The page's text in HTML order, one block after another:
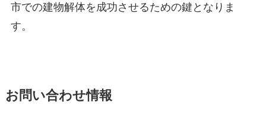
市での建物解体を成功させるための鍵となりま
す。
お問い合わせ情報